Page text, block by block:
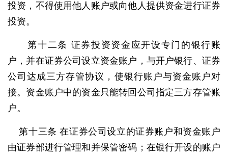
投资，不得使用他人账户或向他人提供资金进行证券
投资。
第十二条 证券投资资金应开设专门的银行账
户，并在证券公司设立资金账户，与开户银行、证券
公司达成三方存管协议，使银行账户与资金账户对
接。资金账户中的资金只能转回公司指定三方存管账
户。
第十三条 在证券公司设立的证券账户和资金账户
由证券部进行管理和并保管密码；在银行开设的账户